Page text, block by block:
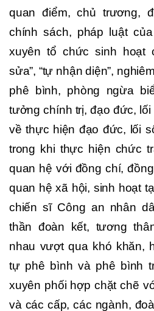
quan điểm, chủ trương,
chính sách, pháp luật
xuyên tổ chức sinh hoạt
sửa”, “tự nhận diện”,
phê bình, phòng ngừa
tưởng chính trị, đạo đức,
về thực hiện đạo đức, lối
trong khi thực hiện chức
quan hệ với đồng chí,
quan hệ xã hội, sinh hoạt
chiến sĩ Công an nhân
thần đoàn kết, tương
nhau vượt qua khó khăn,
tự phê bình và phê bình
xuyên phối hợp chặt chẽ
và các cấp, các ngành,